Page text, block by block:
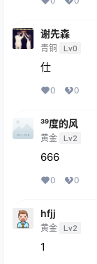
谢先森
青铜 Lv0
仕
0 0
³⁹度的风
黄金 Lv2
666
0 0
hfjj
黄金 Lv2
1